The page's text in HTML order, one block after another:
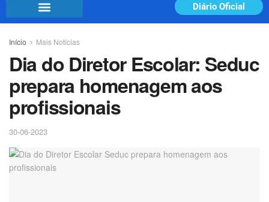
Diário Oficial
Início Mais Notícias
Dia do Diretor Escolar: Seduc
prepara homenagem aos
profissionais
30-06-2023